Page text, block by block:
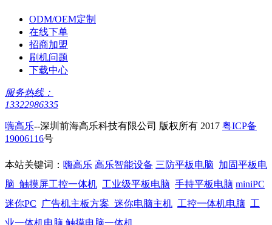
ODM/OEM定制
在线下单
招商加盟
刷机问题
下载中心
服务热线：
13322986335
嗨高乐--深圳前海高乐科技有限公司 版权所有 2017 粤ICP备
19006116号
本站关键词： 嗨高乐 高乐智能设备 三防平板电脑 加固平板电
脑 触摸屏工控一体机 工业级平板电脑 手持平板电脑 miniPC
迷你PC
广告机主板方案 迷你电脑主机 工控一体机电脑 工
业一体机电脑 触摸电脑一体机